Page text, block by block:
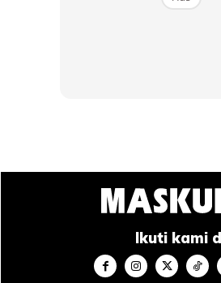
CENDAWAN RANGUP BY
Ikuti kami